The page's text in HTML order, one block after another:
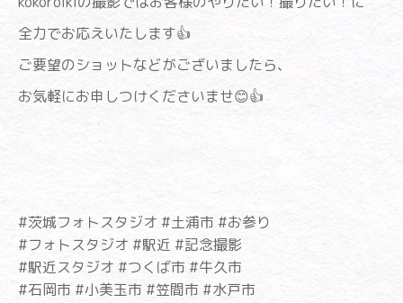
全力でお応えいたします👍
ご要望のショットなどがございましたら、
お気軽にお申しつけくださいませ😊👍
#茨城フォトスタジオ #土浦市 #お参り
#フォトスタジオ #駅近 #記念撮影
#駅近スタジオ #つくば市 #牛久市
#石岡市 #小美玉市 #笠間市 #水戸市